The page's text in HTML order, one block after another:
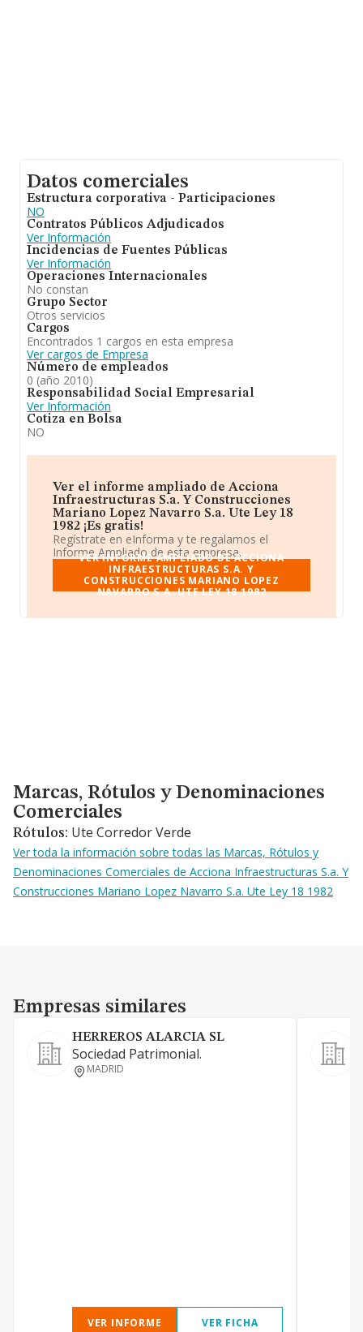
Datos comerciales
Estructura corporativa - Participaciones
NO
Contratos Públicos Adjudicados
Ver Información
Incidencias de Fuentes Públicas
Ver Información
Operaciones Internacionales
No constan
Grupo Sector
Otros servicios
Cargos
Encontrados 1 cargos en esta empresa
Ver cargos de Empresa
Número de empleados
0 (año 2010)
Responsabilidad Social Empresarial
Ver Información
Cotiza en Bolsa
NO
Ver el informe ampliado de Acciona
Infraestructuras S.a. Y Construcciones
Mariano Lopez Navarro S.a. Ute Ley 18
1982 ¡Es gratis!
Regístrate en eInforma y te regalamos el
Informe Ampliado de esta empresa.
VER INFORME AMPLIADO DE ACCIONA
INFRAESTRUCTURAS S.A. Y
CONSTRUCCIONES MARIANO LOPEZ
NAVARRO S.A. UTE LEY 18 1982
Marcas, Rótulos y Denominaciones Comerciales
Marcas, Rótulos y Denominaciones
Comerciales
Rótulos: Ute Corredor Verde
Ver toda la información sobre todas las Marcas, Rótulos y
Denominaciones Comerciales de Acciona Infraestructuras S.a. Y
Construcciones Mariano Lopez Navarro S.a. Ute Ley 18 1982
Empresas similares
Empresas similares
HERREROS ALARCIA SL
Sociedad Patrimonial.
MADRID
VER INFORME VER FICHA